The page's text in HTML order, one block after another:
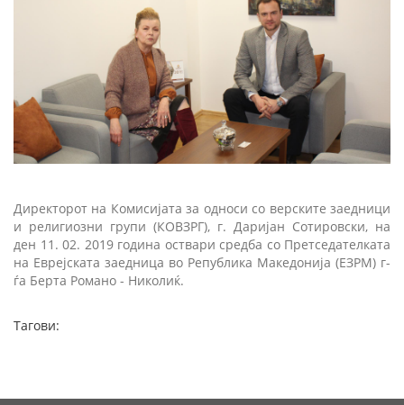
Директорот на Комисијата за односи со верските заедници
и религиозни групи (КОВЗРГ), г. Даријан Сотировски, на
ден 11. 02. 2019 година оствари средба со Претседателката
на Еврејската заедница во Република Македонија (ЕЗРМ) г-
ѓа Берта Романо - Николиќ.
Тагови: